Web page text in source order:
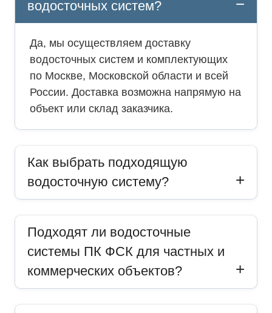
водосточных систем?
Да, мы осуществляем доставку
водосточных систем и комплектующих
по Москве, Московской области и всей
России. Доставка возможна напрямую на
объект или склад заказчика.
Как выбрать подходящую
водосточную систему?
Подходят ли водосточные
системы ПК ФСК для частных и
коммерческих объектов?